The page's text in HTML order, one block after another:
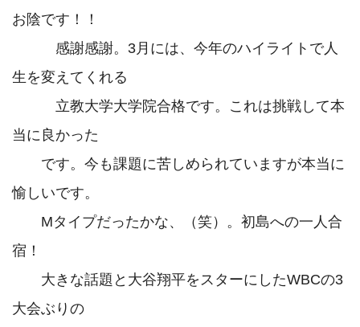
お陰です！！
感謝感謝。3月には、今年のハイライトで人
生を変えてくれる
立教大学大学院合格です。これは挑戦して本
当に良かった
です。今も課題に苦しめられていますが本当に
愉しいです。
Mタイプだったかな、（笑）。初島への一人合
宿！
大きな話題と大谷翔平をスターにしたWBCの3
大会ぶりの